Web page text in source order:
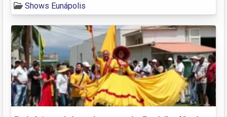
Shows Eunápolis